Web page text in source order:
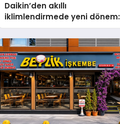
Daikin’den akıllı
iklimlendirmede yeni dönem:
Madoka Plus Türkiye’de